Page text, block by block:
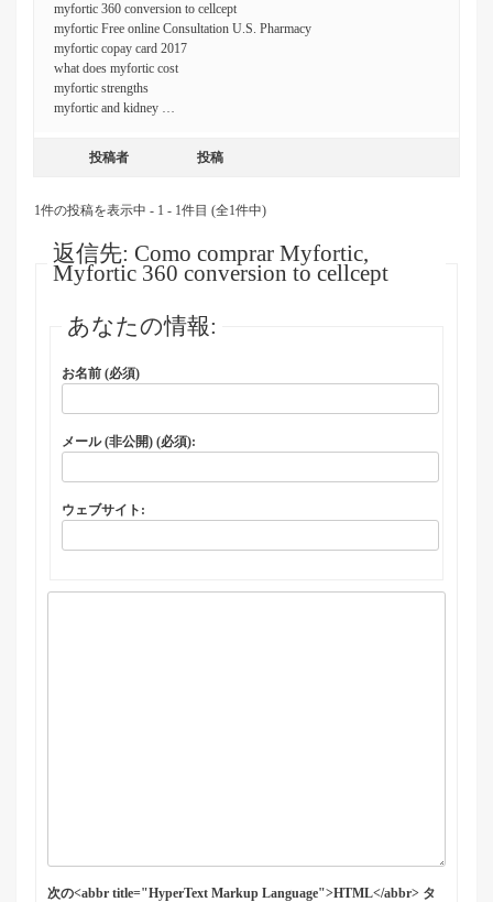
myfortic 360 conversion to cellcept
myfortic Free online Consultation U.S. Pharmacy
myfortic copay card 2017
what does myfortic cost
myfortic strengths
myfortic and kidney …
投稿者 投稿
1件の投稿を表示中 - 1 - 1件目 (全1件中)
返信先: Como comprar Myfortic,
Myfortic 360 conversion to cellcept
あなたの情報:
お名前 (必須)
メール (非公開) (必須):
ウェブサイト:
次の<abbr title="HyperText Markup Language">HTML</abbr> タ